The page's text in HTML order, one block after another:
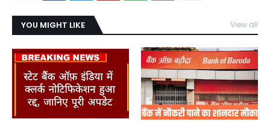
YOU MIGHT LIKE View all